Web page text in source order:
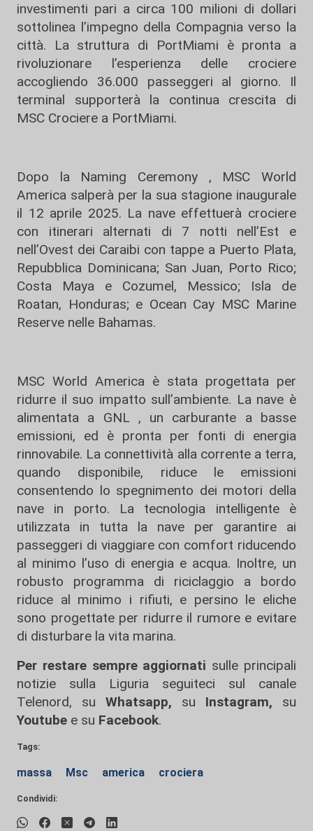
investimenti pari a circa 100 milioni di dollari
sottolinea l’impegno della Compagnia verso la
città. La struttura di PortMiami è pronta a
rivoluzionare l’esperienza delle crociere
accogliendo 36.000 passeggeri al giorno. Il
terminal supporterà la continua crescita di
MSC Crociere a PortMiami.
Dopo la Naming Ceremony , MSC World
America salperà per la sua stagione inaugurale
il 12 aprile 2025. La nave effettuerà crociere
con itinerari alternati di 7 notti nell’Est e
nell’Ovest dei Caraibi con tappe a Puerto Plata,
Repubblica Dominicana; San Juan, Porto Rico;
Costa Maya e Cozumel, Messico; Isla de
Roatan, Honduras; e Ocean Cay MSC Marine
Reserve nelle Bahamas.
MSC World America è stata progettata per
ridurre il suo impatto sull’ambiente. La nave è
alimentata a GNL , un carburante a basse
emissioni, ed è pronta per fonti di energia
rinnovabile. La connettività alla corrente a terra,
quando disponibile, riduce le emissioni
consentendo lo spegnimento dei motori della
nave in porto. La tecnologia intelligente è
utilizzata in tutta la nave per garantire ai
passeggeri di viaggiare con comfort riducendo
al minimo l’uso di energia e acqua. Inoltre, un
robusto programma di riciclaggio a bordo
riduce al minimo i rifiuti, e persino le eliche
sono progettate per ridurre il rumore e evitare
di disturbare la vita marina.
Per restare sempre aggiornati sulle principali
notizie sulla Liguria seguiteci sul canale
Telenord, su
Whatsapp, su Instagram, su
Youtube e su Facebook.
Tags:
massa Msc america crociera
Condividi: